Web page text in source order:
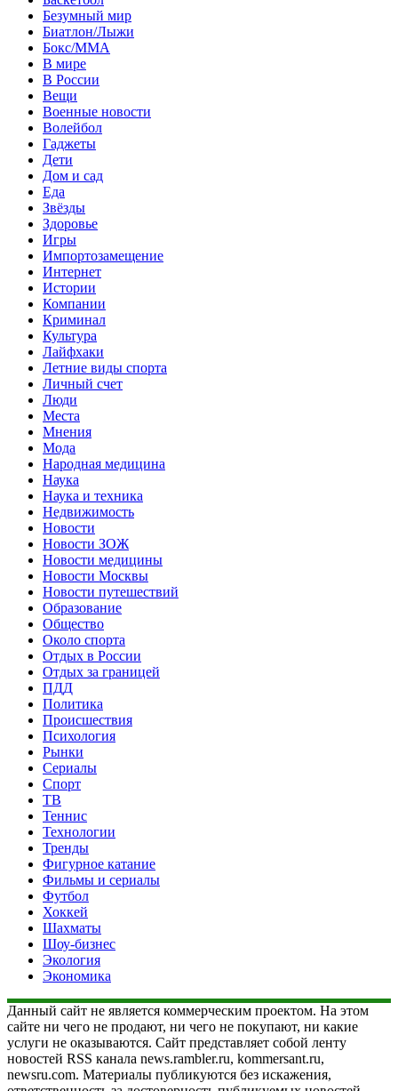
Безумный мир
Биатлон/Лыжи
Бокс/MMA
В мире
В России
Вещи
Военные новости
Волейбол
Гаджеты
Дети
Дом и сад
Еда
Звёзды
Здоровье
Игры
Импортозамещение
Интернет
Истории
Компании
Криминал
Культура
Лайфхаки
Летние виды спорта
Личный счет
Люди
Места
Мнения
Мода
Народная медицина
Наука
Наука и техника
Недвижимость
Новости
Новости ЗОЖ
Новости медицины
Новости Москвы
Новости путешествий
Образование
Общество
Около спорта
Отдых в России
Отдых за границей
ПДД
Политика
Происшествия
Психология
Рынки
Сериалы
Спорт
ТВ
Теннис
Технологии
Тренды
Фигурное катание
Фильмы и сериалы
Футбол
Хоккей
Шахматы
Шоу-бизнес
Экология
Экономика
Данный сайт не является коммерческим проектом. На этом
сайте ни чего не продают, ни чего не покупают, ни какие
услуги не оказываются. Сайт представляет собой ленту
новостей RSS канала news.rambler.ru, kommersant.ru,
newsru.com. Материалы публикуются без искажения,